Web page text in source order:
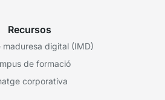
Recursos
maduresa digital (IMD)
de formació
corporativa